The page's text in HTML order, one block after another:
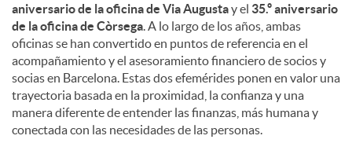
e
n
i
aniversario de la oficina de Via Augustay el 35.º aniversario
de la oficina de Còrsega. A lo largo de los años, ambas
oficinas se han convertido en puntos de referencia en el
acompañamiento y el asesoramiento financiero de socios y
socias en Barcelona. Estas dos efemérides ponen en valor una
trayectoria basada en la proximidad, la confianza y una
manera diferente de entender las finanzas, más humana y
conectada con las necesidades de las personas.